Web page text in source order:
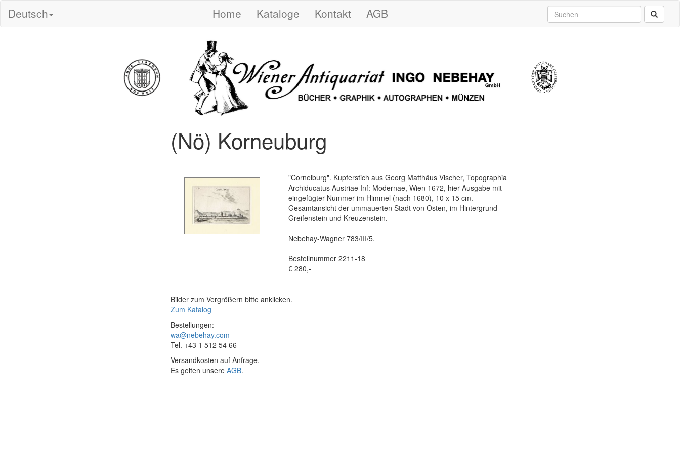
Deutsch Home Kataloge Kontakt AGB
(Nö) Korneuburg
"Corneiburg". Kupferstich aus Georg Matthäus Vischer, Topographia
Archiducatus Austriae Inf: Modernae, Wien 1672, hier Ausgabe mit
eingefügter Nummer im Himmel (nach 1680), 10 x 15 cm. -
Gesamtansicht der ummauerten Stadt von Osten, im Hintergrund
Greifenstein und Kreuzenstein.
Nebehay-Wagner 783/III/5.
Bestellnummer 2211-18
€ 280,-
Bilder zum Vergrößern bitte anklicken.
Zum Katalog
Bestellungen:
wa@nebehay.com
Tel. +43 1 512 54 66
Versandkosten auf Anfrage.
Es gelten unsere AGB.